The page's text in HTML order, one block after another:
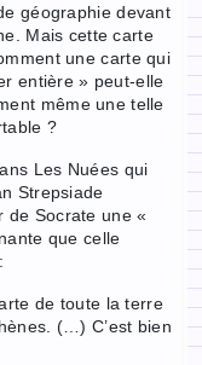
géographie devant
Mais cette carte
une carte qui
entière » peut-elle
même une telle
?
Les Nuées qui
Strepsiade
de Socrate une «
que celle
de toute la terre
(…) C’est bien